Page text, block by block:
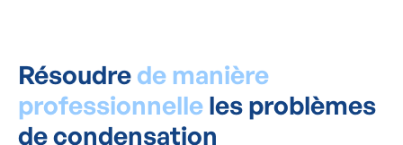
Résoudre de manière
professionnelle les problèmes
de condensation